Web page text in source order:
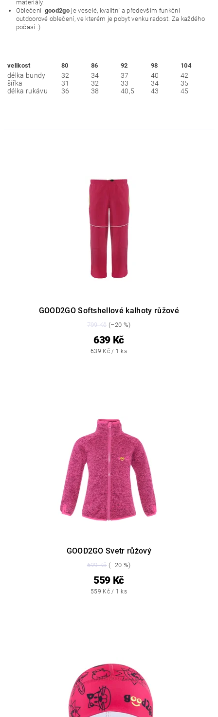
materiály.
Oblečení good2go je veselé, kvalitní a především funkční
outdoorové oblečení, ve kterém je pobyt venku radost. Za každého
počasí :)
velikost 80 86 92 98 104
délka bundy 32 34 37 40
42
šířka
31 32 33 34
35
délka rukávu
36 38 40,5 43 45
GOOD2GO Softshellové kalhoty růžové
799 Kč(–20 %)
639 Kč
639 Kč / 1 ks
GOOD2GO Svetr růžový
699 Kč(–20 %)
559 Kč
559 Kč / 1 ks